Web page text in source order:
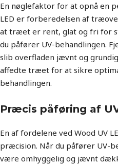
En nøglefaktor for at opnå en
LED er forberedelsen af
at træet er rent, glat og fri for
du påfører UV-behandlingen.
slib overfladen jævnt og
affedte træet for at sikre
behandlingen.
Præcis påføring af
En af fordelene ved Wood UV
præcision. Når du påfører UV-
være omhyggelig og jævnt